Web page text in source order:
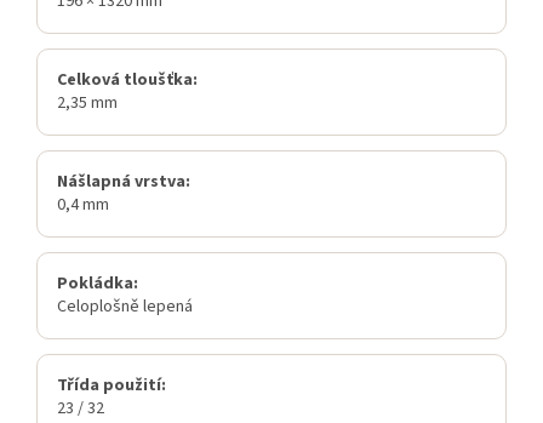
Celková tloušťka:
2,35 mm
Nášlapná vrstva:
0,4 mm
Pokládka:
Celoplošně lepená
Třída použití:
23 / 32